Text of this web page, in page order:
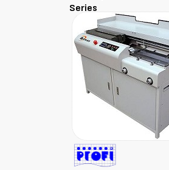
Series